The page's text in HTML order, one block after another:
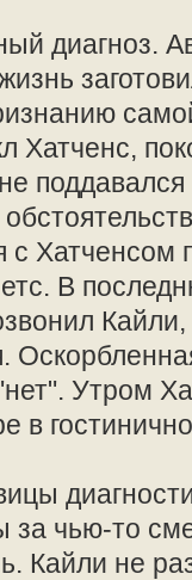
диагноз.
Хатченс,
Хатченсом
В
Кайли,
Утром
в
за чью-то
Кайли не